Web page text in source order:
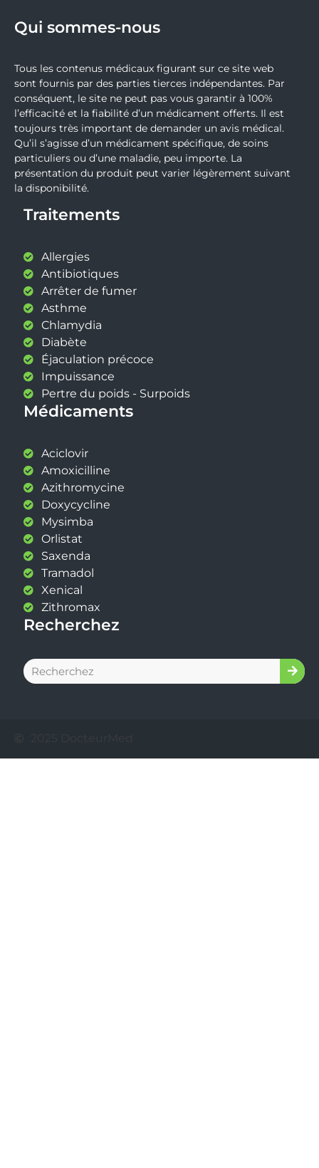
Qui sommes-nous
Tous les contenus médicaux figurant sur ce site web
sont fournis par des parties tierces indépendantes. Par
conséquent, le site ne peut pas vous garantir à 100%
l’efficacité et la fiabilité d’un médicament offerts. Il est
toujours très important de demander un avis médical.
Qu’il s’agisse d’un médicament spécifique, de soins
particuliers ou d’une maladie, peu importe. La
présentation du produit peut varier légèrement suivant
la disponibilité.
Traitements
Allergies
Antibiotiques
Arrêter de fumer
Asthme
Chlamydia
Diabète
Éjaculation précoce
Impuissance
Pertre du poids - Surpoids
Médicaments
Aciclovir
Amoxicilline
Azithromycine
Doxycycline
Mysimba
Orlistat
Saxenda
Tramadol
Xenical
Zithromax
Recherchez